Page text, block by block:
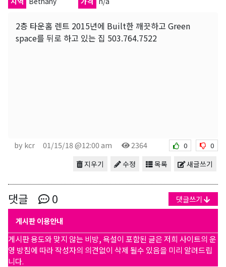
2층 타운홈 렌트 2015년에 Built한 깨끗하고 Green
space를 뒤로 하고 있는 집 503.764.7522
by kcr 01/15/18 @12:00 am 2364 0 0
새글쓰기
목록
수정
지우기
댓글 0 댓글쓰기
게시판 이용안내
게시판 용도와 맞지 않는 비방, 욕설이 포함된 글은 저희 사이트의 운
영 방침에 따라 작성자의 의견없이 삭제 될수 있음을 미리 알려드립
니다.